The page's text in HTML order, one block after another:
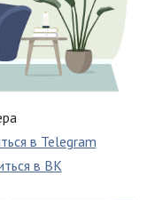
в Telegram
в ВК